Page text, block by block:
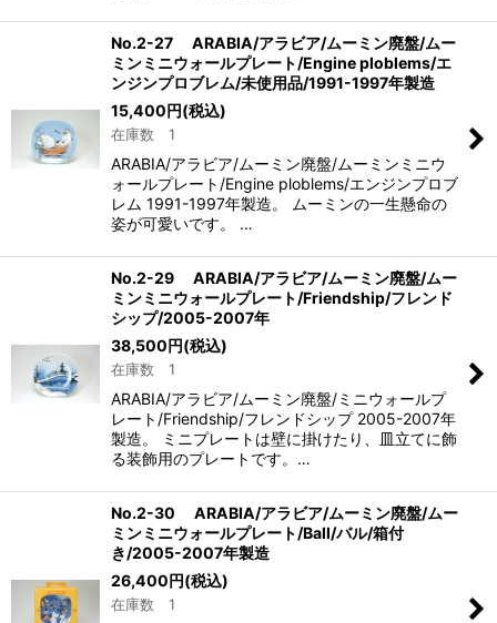
No.2-27 ARABIA/アラビア/ムーミン廃盤/ムー
ミンミニウォールプレート/Engine ploblems/エ
ンジンプロブレム/未使用品/1991-1997年製造
15,400円(税込)
在庫数 1
ARABIA/アラビア/ムーミン廃盤/ムーミンミニウ
ォールプレート/Engine ploblems/エンジンプロブ
レム 1991-1997年製造。 ムーミンの一生懸命の
姿が可愛いです。 …
No.2-29 ARABIA/アラビア/ムーミン廃盤/ムー
ミンミニウォールプレート/Friendship/フレンド
シップ/2005-2007年
38,500円(税込)
在庫数 1
ARABIA/アラビア/ムーミン廃盤/ミニウォールプ
レート/Friendship/フレンドシップ 2005-2007年
製造。 ミニプレートは壁に掛けたり、皿立てに飾
る装飾用のプレートです。…
No.2-30 ARABIA/アラビア/ムーミン廃盤/ムー
ミンミニウォールプレート/Ball/バル/箱付
き/2005-2007年製造
26,400円(税込)
在庫数 1